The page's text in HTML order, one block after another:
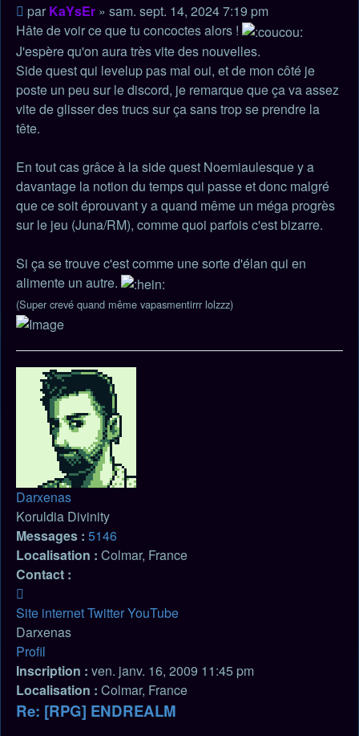
Message
non
lu
par KaYsEr » sam. sept. 14, 2024 7:19 pm
Hâte de voir ce que tu concoctes alors !
J'espère qu'on aura très vite des nouvelles.
Side quest qui levelup pas mal oui, et de mon côté je
poste un peu sur le discord, je remarque que ça va assez
vite de glisser des trucs sur ça sans trop se prendre la
tête.
En tout cas grâce à la side quest Noemiaulesque y a
davantage la notion du temps qui passe et donc malgré
que ce soit éprouvant y a quand même un méga progrès
sur le jeu (Juna/RM), comme quoi parfois c'est bizarre.
Si ça se trouve c'est comme une sorte d'élan qui en
alimente un autre.
(Super crevé quand même vapasmentirrr lolzzz)
Darxenas
Koruldia Divinity
Messages : 5146
Localisation : Colmar, France
Contact :
Darxenas
Site internetTwitterYouTube
Darxenas
Profil
Inscription : ven. janv. 16, 2009 11:45 pm
Localisation : Colmar, France
Re: [RPG] ENDREALM